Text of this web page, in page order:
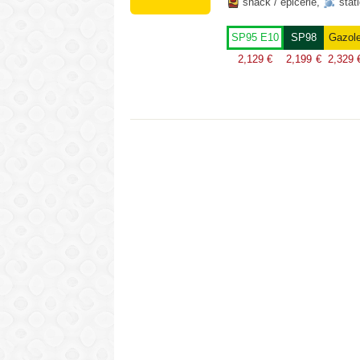
snack / épicerie,
SP95 E10
2,129 €
SP98
2,199 € 2,329